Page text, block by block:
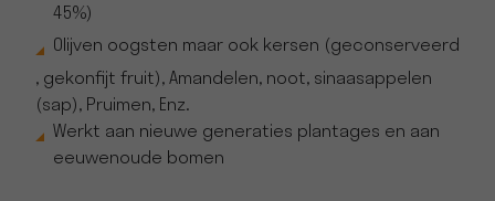
45%)
Olijven oogsten maar ook kersen (geconserveerd
, gekonfijt fruit), Amandelen, noot, sinaasappelen
(sap), Pruimen, Enz.
Werkt aan nieuwe generaties plantages en aan
eeuwenoude bomen